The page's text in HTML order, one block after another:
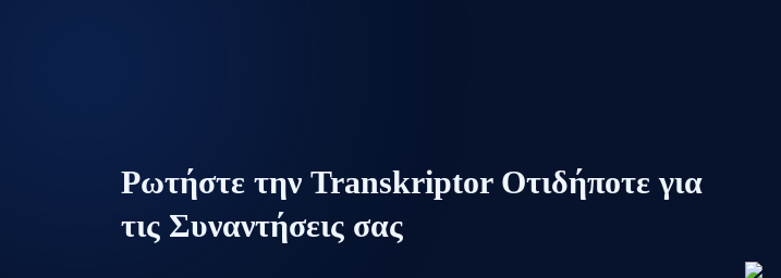
Ρωτήστε την Transkriptor Οτιδήποτε για
τις Συναντήσεις σας